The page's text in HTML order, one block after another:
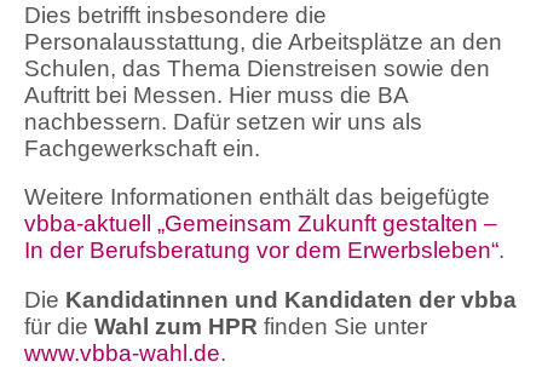
Dies betrifft insbesondere die
Personalausstattung, die Arbeitsplätze an den
Schulen, das Thema Dienstreisen sowie den
Auftritt bei Messen. Hier muss die BA
nachbessern. Dafür setzen wir uns als
Fachgewerkschaft ein.
Weitere Informationen enthält das beigefügte
vbba-aktuell „Gemeinsam Zukunft gestalten –
In der Berufsberatung vor dem Erwerbsleben“.
Die Kandidatinnen und Kandidaten der vbba
für die Wahl zum HPR finden Sie unter
www.vbba-wahl.de.